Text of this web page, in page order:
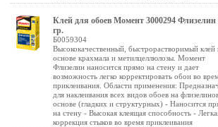
Клей для обоев Момент 3000294 Флизелин
гр.
Б0059304
Высококачественный, быстрорастворимый клей
основе крахмала и метилцеллюлозы. Момент
Флизелин наносится прямо на стену и дает
возможность легко корректировать обои во
приклеивания. Области применения:
для наклеивания всех видов обоев на
основе (гладких и структурных) - Наносится
на стену - Высокая клеящая способность -
коррекция стыков во время приклеивания